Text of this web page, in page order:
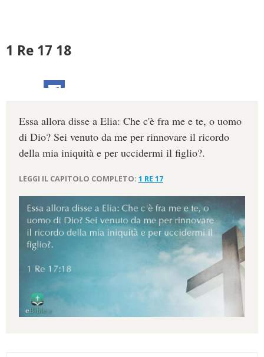
1 Re 17 18
Essa allora disse a Elia: Che c'è fra me e te, o uomo
di Dio? Sei venuto da me per rinnovare il ricordo
della mia iniquità e per uccidermi il figlio?.
LEGGI IL CAPITOLO COMPLETO: 1 RE 17